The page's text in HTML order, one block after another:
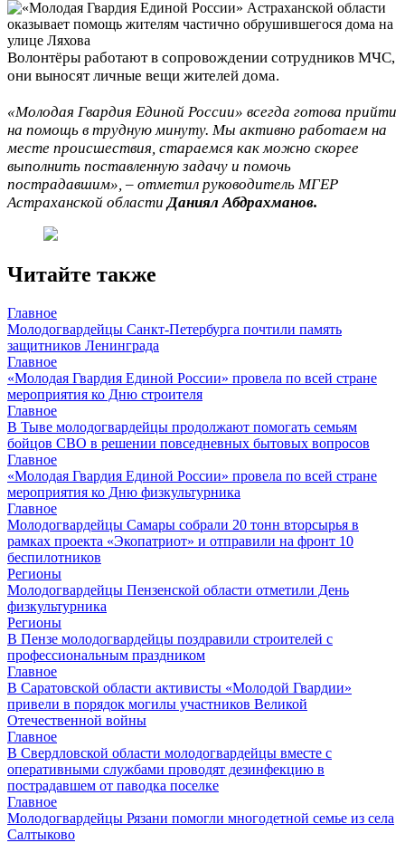
Волонтёры работают в сопровождении сотрудников МЧС,
они выносят личные вещи жителей дома.
«Молодая Гвардия Единой России» всегда готова прийти
на помощь в трудную минуту. Мы активно работаем на
месте происшествия, стараемся как можно скорее
выполнить поставленную задачу и помочь
пострадавшим», – отметил руководитель МГЕР
Астраханской области Даниял Абдрахманов.
Читайте также
Главное
Молодогвардейцы Санкт-Петербурга почтили память
защитников Ленинграда
Главное
«Молодая Гвардия Единой России» провела по всей стране
мероприятия ко Дню строителя
Главное
В Тыве молодогвардейцы продолжают помогать семьям
бойцов СВО в решении повседневных бытовых вопросов
Главное
«Молодая Гвардия Единой России» провела по всей стране
мероприятия ко Дню физкультурника
Главное
Молодогвардейцы Самары собрали 20 тонн вторсырья в
рамках проекта «Экопатриот» и отправили на фронт 10
беспилотников
Регионы
Молодогвардейцы Пензенской области отметили День
физкультурника
Регионы
В Пензе молодогвардейцы поздравили строителей с
профессиональным праздником
Главное
В Саратовской области активисты «Молодой Гвардии»
привели в порядок могилы участников Великой
Отечественной войны
Главное
В Свердловской области молодогвардейцы вместе с
оперативными службами проводят дезинфекцию в
пострадавшем от паводка поселке
Главное
Молодогвардейцы Рязани помогли многодетной семье из села
Салтыково